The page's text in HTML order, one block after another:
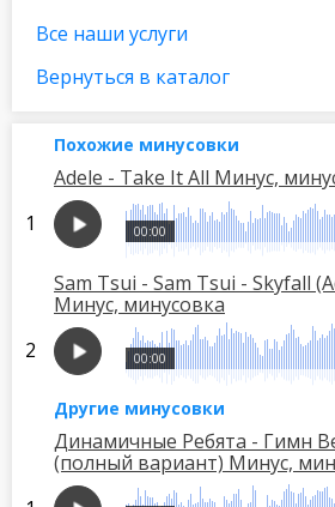
Все наши услуги
Вернуться в каталог
Похожие минусовки
Adele - Take It All Минус,
00:00
Sam Tsui - Sam Tsui - Skyfall
Минус, минусовка
00:00
Другие минусовки
Динамичные Ребята - Гимн
(полный вариант) Минус,